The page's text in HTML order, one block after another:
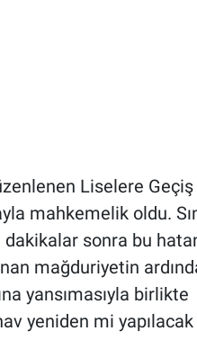
Liselere Geçiş
mahkemelik oldu.
dakikalar sonra bu
mağduriyetin
yansımasıyla birlikte
yeniden mi yapılacak